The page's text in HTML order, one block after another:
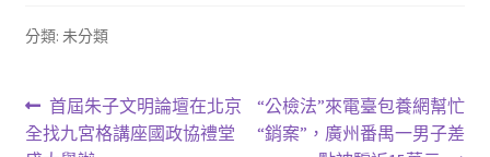
分類: 未分類
文上
一
首屆朱子文明論壇在北京
全找九宮格講座國政協禮堂
下
一
“公檢法”來電臺包養網幫忙
“銷案”，廣州番禺一男子差